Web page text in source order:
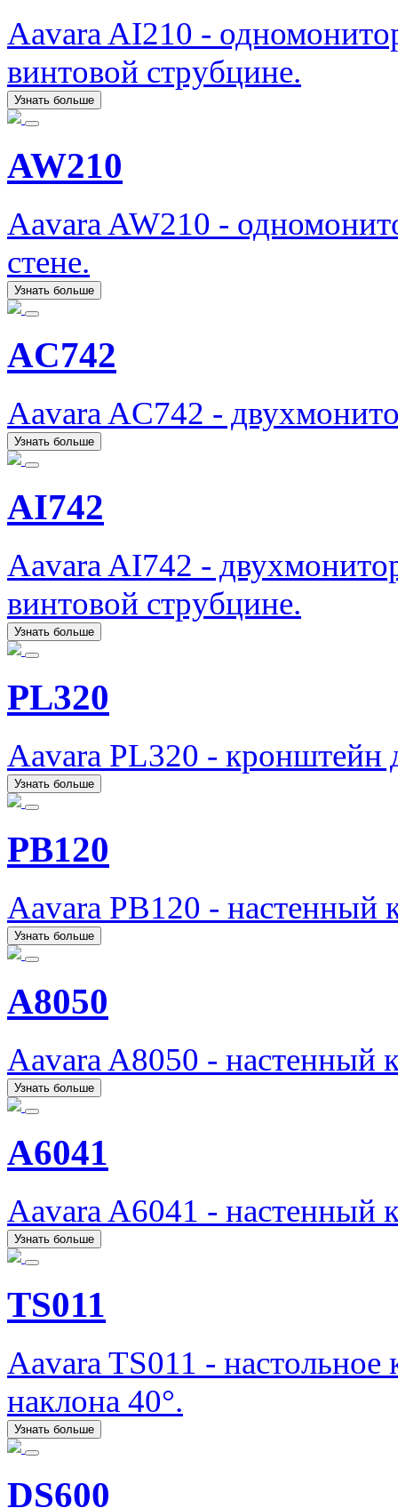
Aavara AI210 -
винтовой струбцине.
Узнать больше
AW210
Aavara AW210 -
стене.
Узнать больше
AC742
Aavara AC742 -
Узнать больше
AI742
Aavara AI742 -
винтовой струбцине.
Узнать больше
PL320
Aavara PL320 - кронштейн
Узнать больше
PB120
Aavara PB120 - настенный
Узнать больше
A8050
Aavara A8050 - настенный
Узнать больше
A6041
Aavara A6041 - настенный
Узнать больше
TS011
Aavara TS011 -
наклона 40°.
Узнать больше
DS600